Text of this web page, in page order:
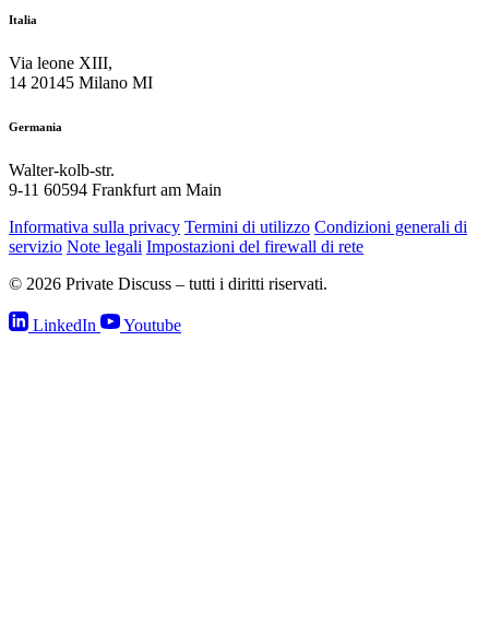
Italia
Via leone XIII,
14 20145 Milano MI
Germania
Walter-kolb-str.
9-11 60594 Frankfurt am Main
Informativa sulla privacy Termini di utilizzo Condizioni generali di
servizio Note legali Impostazioni del firewall di rete
© 2026 Private Discuss – tutti i diritti riservati.
LinkedIn Youtube